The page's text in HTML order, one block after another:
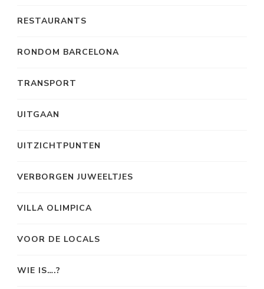
RESTAURANTS
RONDOM BARCELONA
TRANSPORT
UITGAAN
UITZICHTPUNTEN
VERBORGEN JUWEELTJES
VILLA OLIMPICA
VOOR DE LOCALS
WIE IS….?